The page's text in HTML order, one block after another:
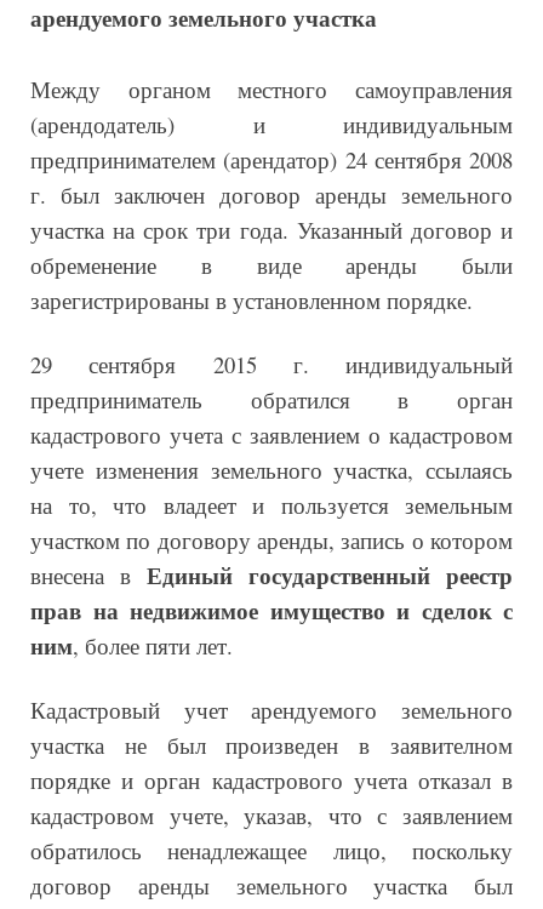
арендуемого земельного участка
Между органом местного самоуправления
(арендодатель) и индивидуальным
предпринимателем (арендатор) 24 сентября 2008
г. был заключен договор аренды земельного
участка на срок три года. Указанный договор и
обременение в виде аренды были
зарегистрированы в установленном порядке.
29 сентября 2015 г. индивидуальный
предприниматель обратился в орган
кадастрового учета с заявлением о кадастровом
учете изменения земельного участка, ссылаясь
на то, что владеет и пользуется земельным
участком по договору аренды, запись о котором
внесена в Единый государственный реестр
прав на недвижимое имущество и сделок с
ним, более пяти лет.
Кадастровый учет арендуемого земельного
участка не был произведен в заявителном
порядке и орган кадастрового учета отказал в
кадастровом учете, указав, что с заявлением
обратилось ненадлежащее лицо, поскольку
договор аренды земельного участка был